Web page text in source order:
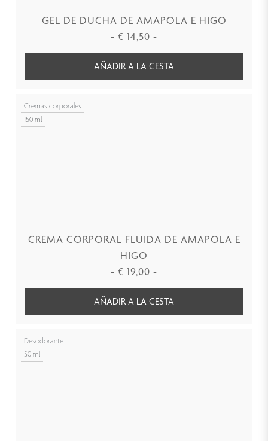
GEL DE DUCHA DE AMAPOLA E HIGO
- € 14,50 -
AÑADIR A LA CESTA
Cremas corporales
150 ml
CREMA CORPORAL FLUIDA DE AMAPOLA E
HIGO
- € 19,00 -
AÑADIR A LA CESTA
Desodorante
50 ml